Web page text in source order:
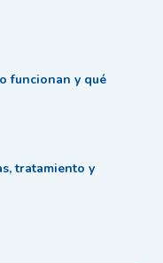
funcionan y qué
tratamiento y